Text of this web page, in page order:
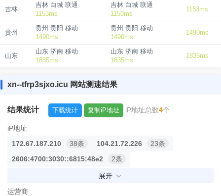
吉林
吉林 白城 联通
1153ms
吉林 白城 联通
1153ms
1153ms
贵州
贵州 贵阳 移动
1490ms
贵州 贵阳 移动
1490ms
1490ms
山东
山东 济南 移动
1835ms
山东 济南 移动
1835ms
1835ms
xn--tfrp3sjxo.icu 网站测速结果
结果统计 下载统计 复制iP地址 iP地址总数4个
iP地址
172.67.187.210
38条 104.21.72.226
23条
2606:4700:3030::6815:48e2
2条
2606:4700:3035::ac43:bbd2
1条
展开
运营商